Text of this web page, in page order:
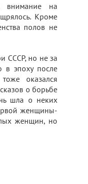
внимание на
Кроме
полов не
СССР, но не за
в эпоху после
оказался
о борьбе
шла о неких
женщины-
женщин, но